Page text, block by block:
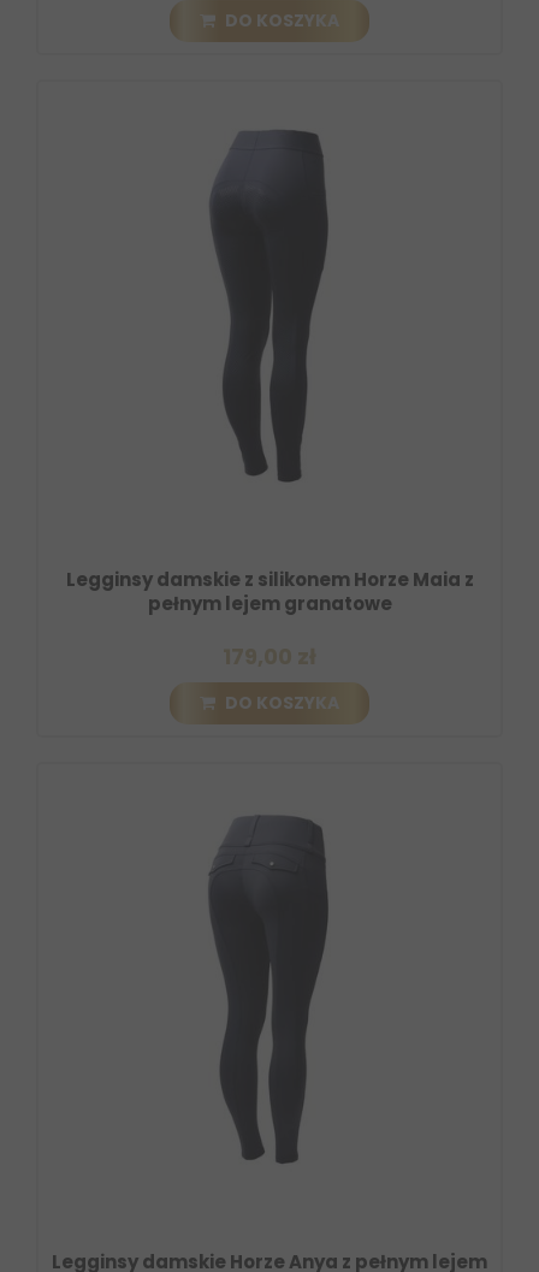
DO KOSZYKA
Legginsy damskie z silikonem Horze Maia z
pełnym lejem granatowe
DO KOSZYKA
Legginsy damskie Horze Anya z pełnym lejem